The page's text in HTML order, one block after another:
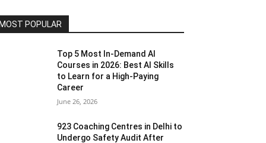
MOST POPULAR
Top 5 Most In-Demand AI
Courses in 2026: Best AI Skills
to Learn for a High-Paying
Career
June 26, 2026
923 Coaching Centres in Delhi to
Undergo Safety Audit After